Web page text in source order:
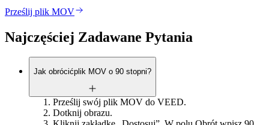
Prześlij plik MOV
Najczęściej Zadawane Pytania
Jak obrócićplik MOV o 90 stopni?
Prześlij swój plik MOV do VEED.
Dotknij obrazu.